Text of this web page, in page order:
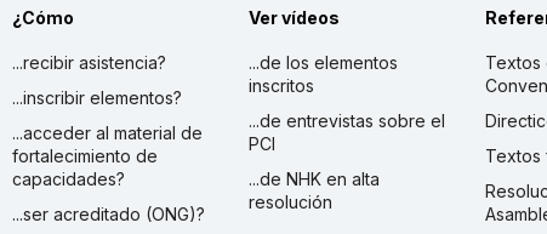
¿Cómo
...recibir asistencia?
...inscribir elementos?
...acceder al material de
fortalecimiento de
capacidades?
...ser acreditado (ONG)?
Ver vídeos
...de los elementos
inscritos
...de entrevistas sobre el
PCI
...de NHK en alta
resolución
Textos
Textos